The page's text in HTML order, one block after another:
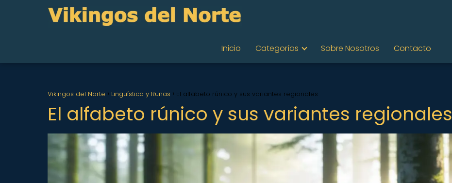
Inicio Categorías Sobre Nosotros Contacto
Vikingos del Norte Lingüística y Runas El alfabeto rúnico y sus variantes regionales
El alfabeto rúnico y sus variantes regionales